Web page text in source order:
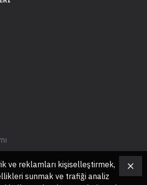
ve reklamları kişiselleştirmek,
sunmak ve trafiği analiz